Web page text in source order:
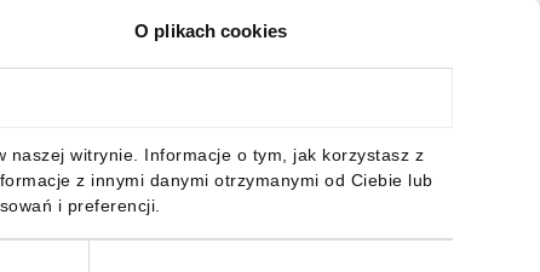
O plikach cookies
naszej witrynie. Informacje o tym, jak korzystasz z
z innymi danymi otrzymanymi od Ciebie lub
i preferencji.
zł brutto 229,58 zł brutto